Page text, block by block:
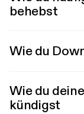
behebst
Wie du
Wie du
kündigst